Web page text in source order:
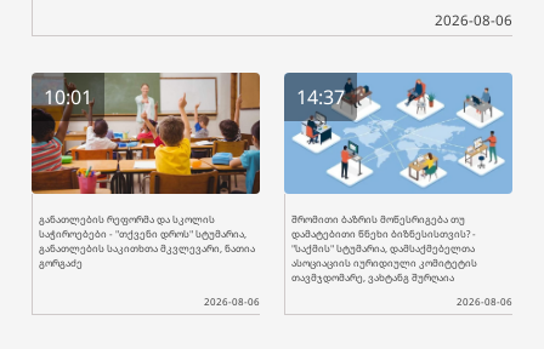
2026-08-06
10:01
განათლების რეფორმა და სკოლის
საჭიროებები - "თქვენი დროს" სტუმარია,
განათლების საკითხთა მკვლევარი, ნათია
გორგაძე
2026-08-06
14:37
შრომითი ბაზრის მოწესრიგება თუ
დამატებითი წნეხი ბიზნესისთვის? -
"საქმის" სტუმარია, დამსაქმებელთა
ასოციაციის იურიდიული კომიტეტის
თავმჯდომარე, ვახტანგ შურღაია
2026-08-06